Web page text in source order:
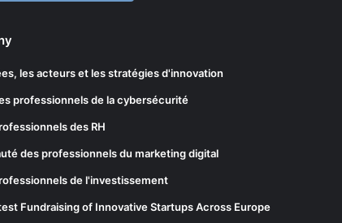
les acteurs et les stratégies d'innovation
professionnels de la cybersécurité
des RH
des professionnels du marketing digital
de l'investissement
Fundraising of Innovative Startups Across Europe